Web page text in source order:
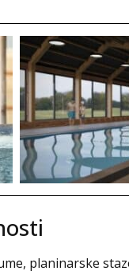
planinarske